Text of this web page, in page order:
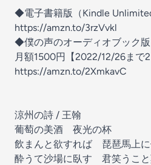
◆電子書籍版（Kindle
https://amzn.to/3rzVvkl
◆僕の声のオーディオブック版
月額1500円【2022/12/26まで2
https://amzn.to/2XmkavC
涼州の詩 / 王翰
葡萄の美酒 夜光の杯
飲まんと欲すれば 琵琶馬上
酔うて沙場に臥す 君笑うこ